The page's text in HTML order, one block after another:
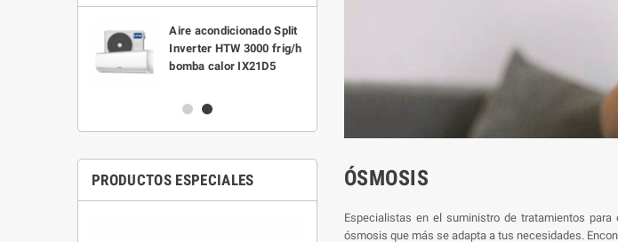
Aire acondicionado Split
Inverter HTW 3000 frig/h
bomba calor IX21D5
Instantáneo Eco Titan
PRODUCTOS ESPECIALES ÓSMOSIS
Especialistas en el suministro de tratamientos
ósmosis que más se adapta a tus necesidades.